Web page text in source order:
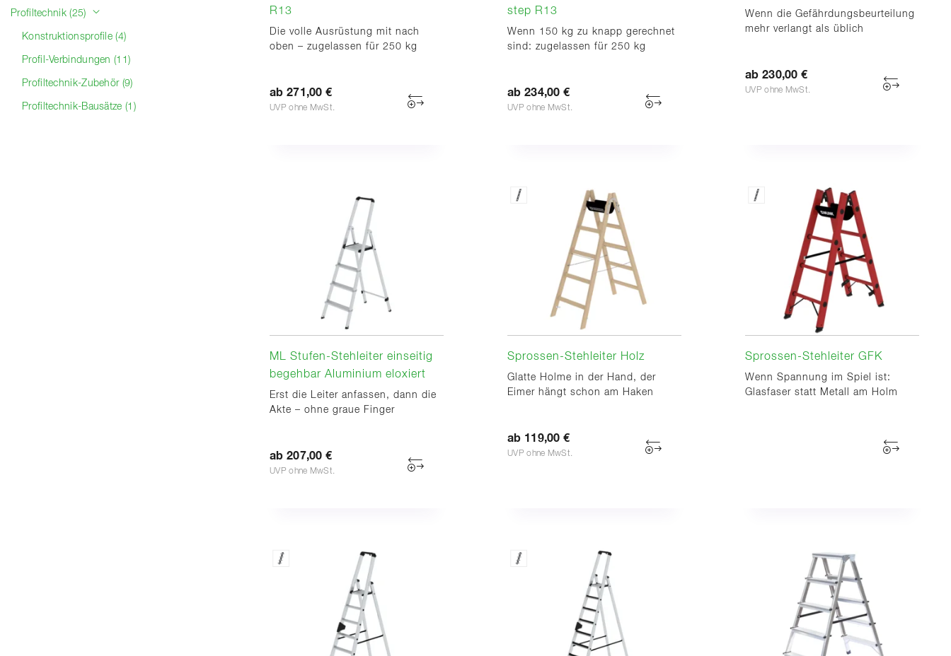
Profiltechnik (25)
Konstruktionsprofile (4)
Profil-Verbindungen (11)
Profiltechnik-Zubehör (9)
Profiltechnik-Bausätze (1)
R13
Die volle Ausrüstung mit nach
oben – zugelassen für 250 kg
ab 271,00 €
UVP ohne MwSt.
step R13
Wenn 150 kg zu knapp gerechnet
sind: zugelassen für 250 kg
ab 234,00 €
UVP ohne MwSt.
Wenn die Gefährdungsbeurteilung
mehr verlangt als üblich
ab 230,00 €
UVP ohne MwSt.
ML Stufen-Stehleiter einseitig
begehbar Aluminium eloxiert
Erst die Leiter anfassen, dann die
Akte – ohne graue Finger
ab 207,00 €
UVP ohne MwSt.
Sprossen-Stehleiter Holz
Glatte Holme in der Hand, der
Eimer hängt schon am Haken
ab 119,00 €
UVP ohne MwSt.
Sprossen-Stehleiter GFK
Wenn Spannung im Spiel ist:
Glasfaser statt Metall am Holm